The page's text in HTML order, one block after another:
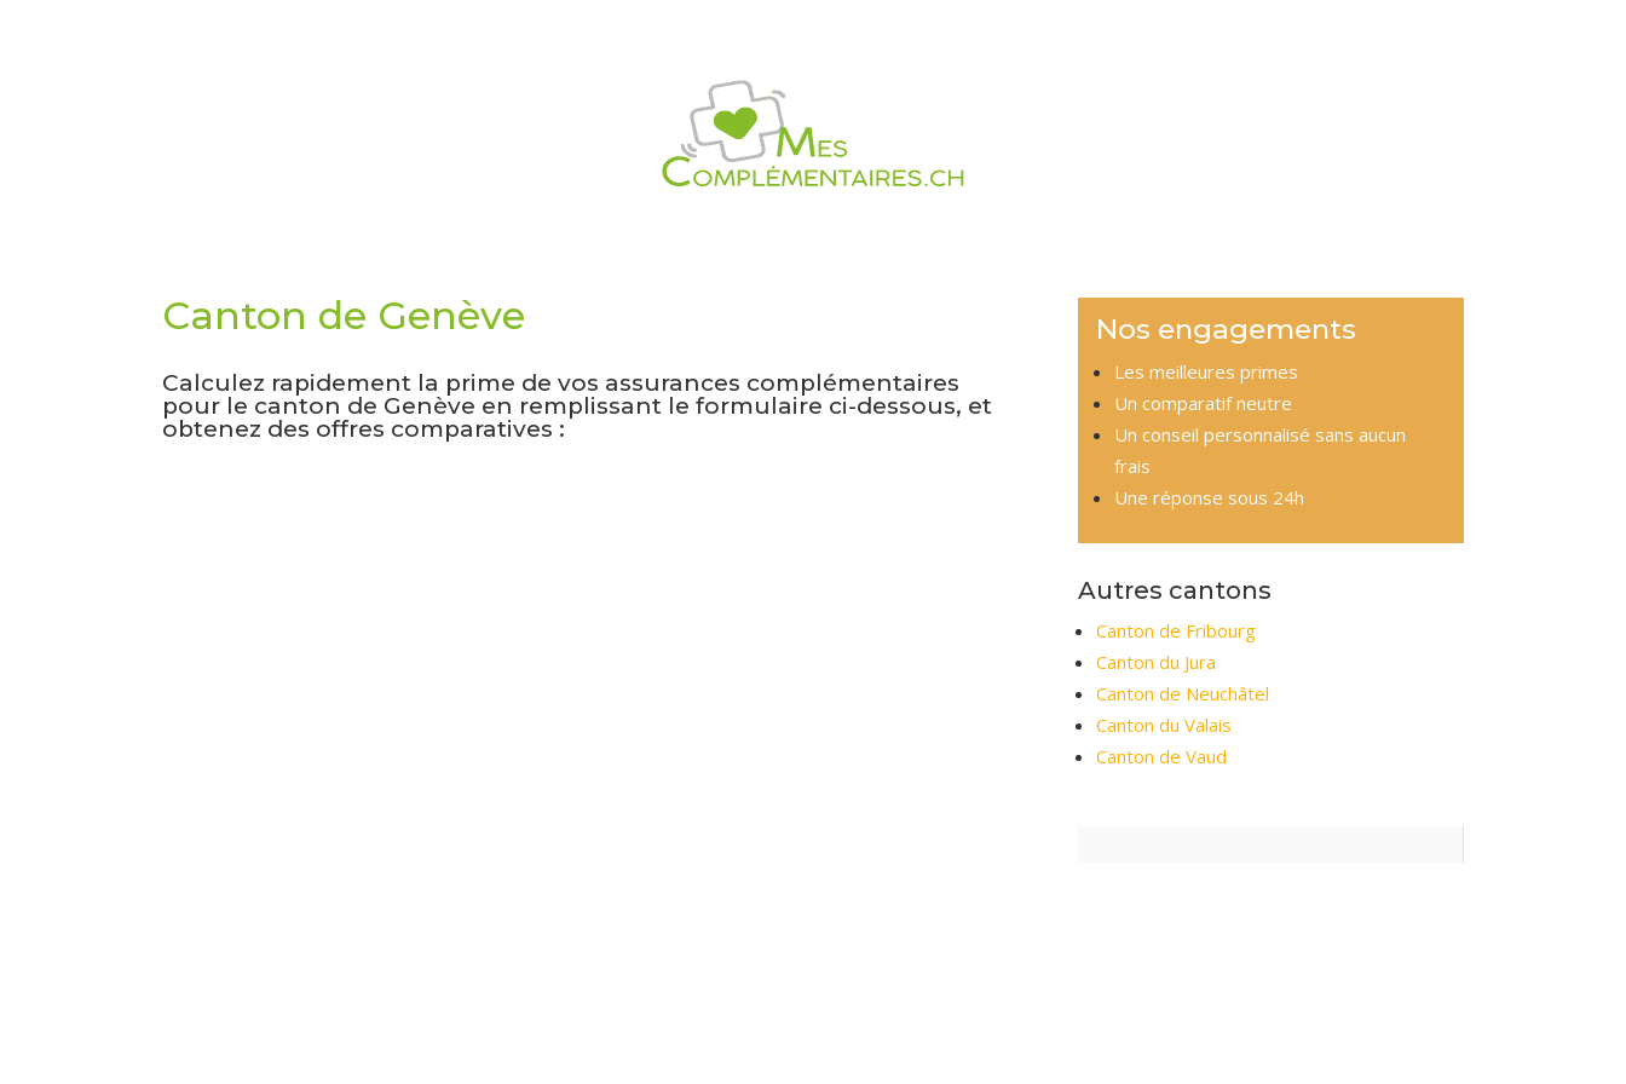
Canton de Genève
Calculez rapidement la prime de vos assurances complémentaires
pour le canton de Genève en remplissant le formulaire ci-dessous, et
obtenez des offres comparatives :
Nos engagements
Les meilleures primes
Un comparatif neutre
Un conseil personnalisé sans aucun
frais
Une réponse sous 24h
Autres cantons
Canton de Fribourg
Canton du Jura
Canton de Neuchâtel
Canton du Valais
Canton de Vaud